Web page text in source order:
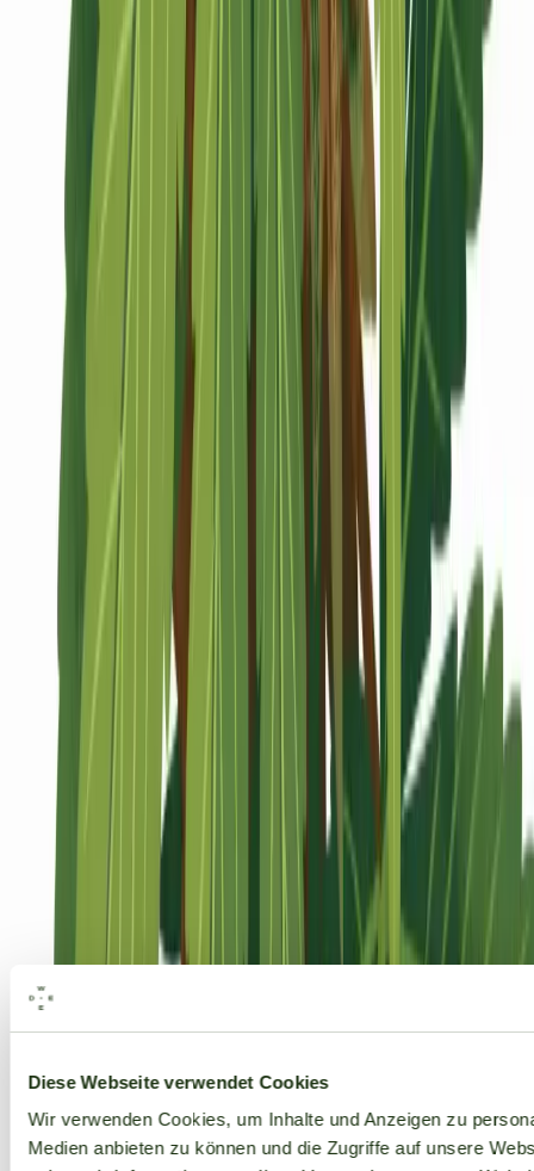
Diese Webseite verwendet Cookies
Wir verwenden Cookies, um Inhalte und Anzeigen zu
Medien anbieten zu können und die Zugriffe auf unsere
Marken